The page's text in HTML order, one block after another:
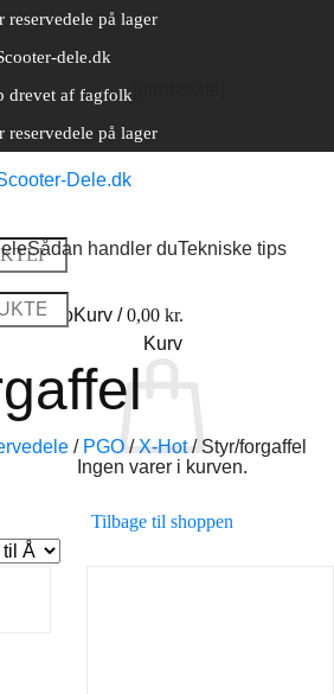
reservedele på lager
dele.dk
drevet af fagfolk
reservedele på lager
Kurv /0,00 kr.
Kurv
Ingen varer i kurven.
Tilbage til shoppen
Sådan handler duTekniske tips
/ PGO / X-Hot /Styr/forgaffel